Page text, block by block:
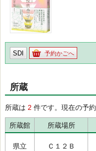
SDI 予約かごへ
所蔵
所蔵は 2 件です。現在の予
所蔵館 所蔵場所
県立 Ｃ１２Ｂ